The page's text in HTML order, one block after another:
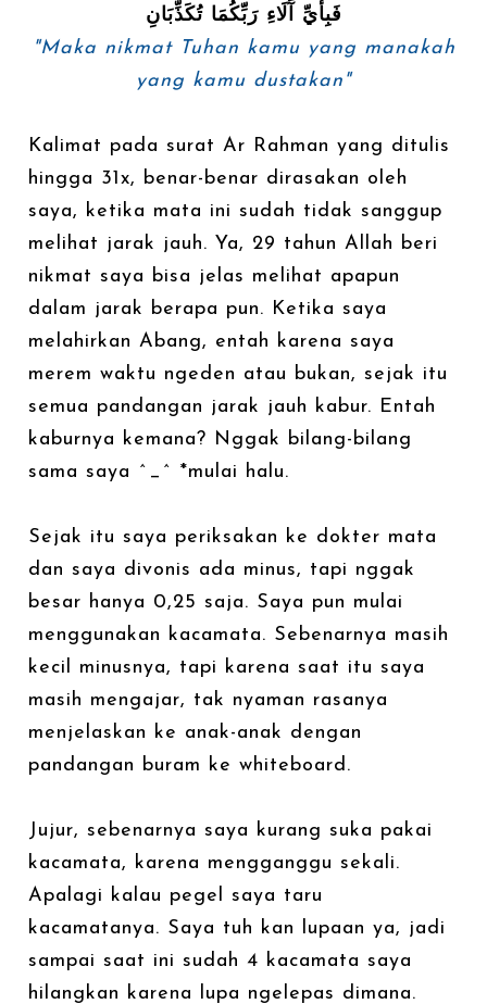
فَبِأَيِّ آَلَاءِ رَبِّكُمَا تُكَذِّبَانِ
"Maka nikmat Tuhan kamu yang manakah
yang kamu dustakan"
Kalimat pada surat Ar Rahman yang ditulis
hingga 31x, benar-benar dirasakan oleh
saya, ketika mata ini sudah tidak sanggup
melihat jarak jauh. Ya, 29 tahun Allah beri
nikmat saya bisa jelas melihat apapun
dalam jarak berapa pun. Ketika saya
melahirkan Abang, entah karena saya
merem waktu ngeden atau bukan, sejak itu
semua pandangan jarak jauh kabur. Entah
kaburnya kemana? Nggak bilang-bilang
sama saya ^_^ *mulai halu.
Sejak itu saya periksakan ke dokter mata
dan saya divonis ada minus, tapi nggak
besar hanya 0,25 saja. Saya pun mulai
menggunakan kacamata. Sebenarnya masih
kecil minusnya, tapi karena saat itu saya
masih mengajar, tak nyaman rasanya
menjelaskan ke anak-anak dengan
pandangan buram ke whiteboard.
Jujur, sebenarnya saya kurang suka pakai
kacamata, karena mengganggu sekali.
Apalagi kalau pegel saya taru
kacamatanya. Saya tuh kan lupaan ya, jadi
sampai saat ini sudah 4 kacamata saya
hilangkan karena lupa ngelepas dimana.